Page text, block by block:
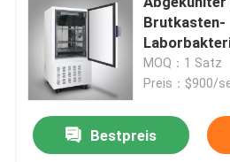
Brutkasten-
Brutkasten
MOQ：1 Satz
Preis：$900/
Bestpreis